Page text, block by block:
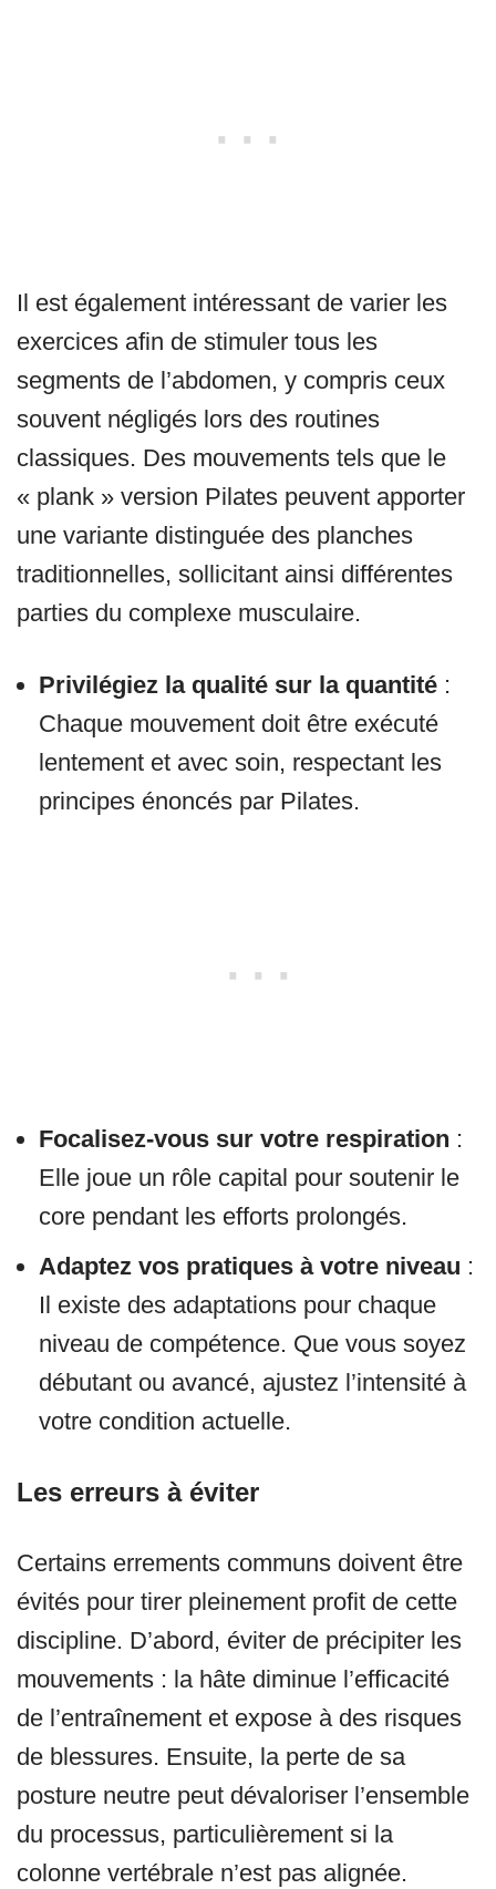
Il est également intéressant de varier les
exercices afin de stimuler tous les
segments de l’abdomen, y compris ceux
souvent négligés lors des routines
classiques. Des mouvements tels que le
« plank » version Pilates peuvent apporter
une variante distinguée des planches
traditionnelles, sollicitant ainsi différentes
parties du complexe musculaire.
Privilégiez la qualité sur la quantité :
Chaque mouvement doit être exécuté
lentement et avec soin, respectant les
principes énoncés par Pilates.
Focalisez-vous sur votre respiration :
Elle joue un rôle capital pour soutenir le
core pendant les efforts prolongés.
Adaptez vos pratiques à votre niveau :
Il existe des adaptations pour chaque
niveau de compétence. Que vous soyez
débutant ou avancé, ajustez l’intensité à
votre condition actuelle.
Les erreurs à éviter
Certains errements communs doivent être
évités pour tirer pleinement profit de cette
discipline. D’abord, éviter de précipiter les
mouvements : la hâte diminue l’efficacité
de l’entraînement et expose à des risques
de blessures. Ensuite, la perte de sa
posture neutre peut dévaloriser l’ensemble
du processus, particulièrement si la
colonne vertébrale n’est pas alignée.